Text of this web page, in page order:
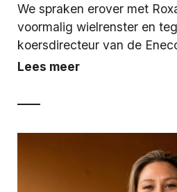
We spraken erover met
voormalig wielrenster en
koersdirecteur van de
Lees meer